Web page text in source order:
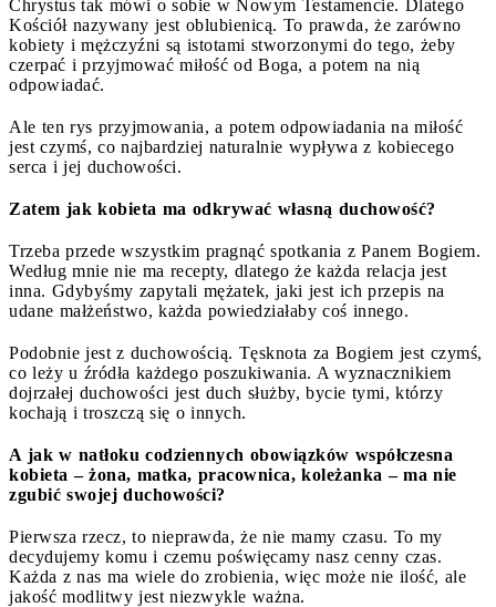
Chrystus tak mówi o sobie w Nowym Testamencie. Dlatego
Kościół nazywany jest oblubienicą. To prawda, że zarówno
kobiety i mężczyźni są istotami stworzonymi do tego, żeby
czerpać i przyjmować miłość od Boga, a potem na nią
odpowiadać.
Ale ten rys przyjmowania, a potem odpowiadania na miłość
jest czymś, co najbardziej naturalnie wypływa z kobiecego
serca i jej duchowości.
Zatem jak kobieta ma odkrywać własną duchowość?
Trzeba przede wszystkim pragnąć spotkania z Panem Bogiem.
Według mnie nie ma recepty, dlatego że każda relacja jest
inna. Gdybyśmy zapytali mężatek, jaki jest ich przepis na
udane małżeństwo, każda powiedziałaby coś innego.
Podobnie jest z duchowością. Tęsknota za Bogiem jest czymś,
co leży u źródła każdego poszukiwania. A wyznacznikiem
dojrzałej duchowości jest duch służby, bycie tymi, którzy
kochają i troszczą się o innych.
A jak w natłoku codziennych obowiązków współczesna
kobieta – żona, matka, pracownica, koleżanka – ma nie
zgubić swojej duchowości?
Pierwsza rzecz, to nieprawda, że nie mamy czasu. To my
decydujemy komu i czemu poświęcamy nasz cenny czas.
Każda z nas ma wiele do zrobienia, więc może nie ilość, ale
jakość modlitwy jest niezwykle ważna.